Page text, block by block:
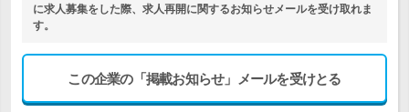
に求人募集をした際、求人再開に関するお知らせメールを受け取れま
す。
この企業の「掲載お知らせ」メールを受けとる